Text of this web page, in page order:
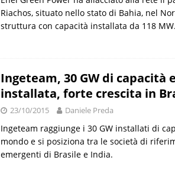
Riachos, situato nello stato di Bahia, nel
struttura con capacità installata da 118 MW.
Ingeteam, 30 GW di capacità
installata, forte crescita in
23/10/2015 Daniele Preda
Ingeteam raggiunge i 30 GW installati di
mondo e si posiziona tra le società di
emergenti di Brasile e India.